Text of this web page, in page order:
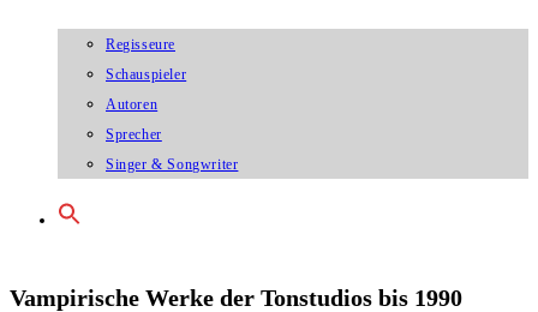
Regisseure
Schauspieler
Autoren
Sprecher
Singer & Songwriter
Vampirische Werke der Tonstudios bis 1990